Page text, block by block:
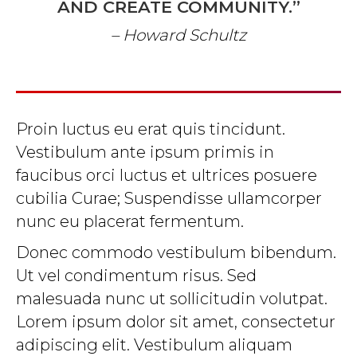
AND CREATE COMMUNITY.”
– Howard Schultz
Proin luctus eu erat quis tincidunt.
Vestibulum ante ipsum primis in
faucibus orci luctus et ultrices posuere
cubilia Curae; Suspendisse ullamcorper
nunc eu placerat fermentum.
Donec commodo vestibulum bibendum.
Ut vel condimentum risus. Sed
malesuada nunc ut sollicitudin volutpat.
Lorem ipsum dolor sit amet, consectetur
adipiscing elit. Vestibulum aliquam